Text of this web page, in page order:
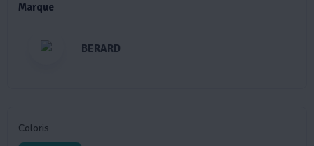
Marque
BERARD
Coloris